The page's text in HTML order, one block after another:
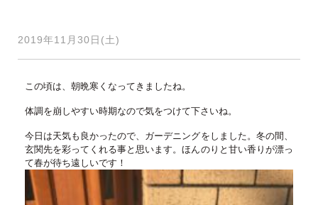
2019年11月30日(土)
この頃は、朝晩寒くなってきましたね。
体調を崩しやすい時期なので気をつけて下さいね。
今日は天気も良かったので、ガーデニングをしました。冬の間、
玄関先を彩ってくれる事と思います。ほんのりと甘い香りが漂っ
て春が待ち遠しいです！